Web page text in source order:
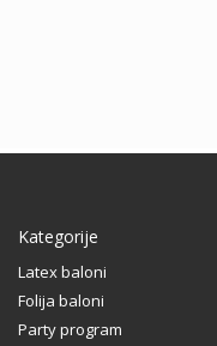
Kategorije
Latex baloni
Folija baloni
Party program